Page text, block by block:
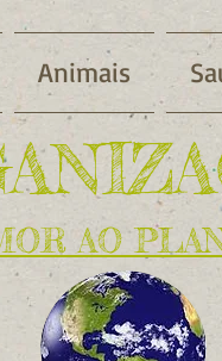
Animais
AO